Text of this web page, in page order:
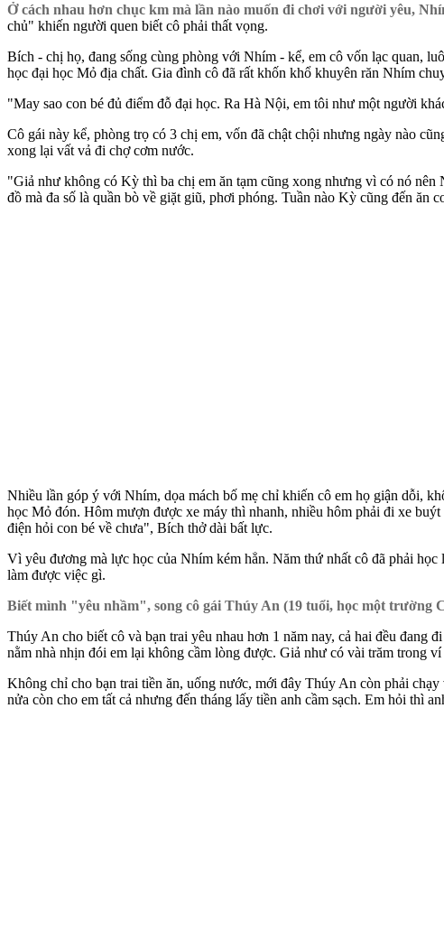
Ở cách nhau hơn chục km mà lần nào muốn đi chơi với người yêu,
chủ" khiến người quen biết cô phải thất vọng.
Bích - chị họ, đang sống cùng phòng với Nhím - kể, em cô vốn lạc quan,
học đại học Mỏ địa chất. Gia đình cô đã rất khốn khổ khuyên răn Nhím
"May sao con bé đủ điểm đỗ đại học. Ra Hà Nội, em tôi như một người
Cô gái này kể, phòng trọ có 3 chị em, vốn đã chật chội nhưng ngày nào
xong lại vất vả đi chợ cơm nước.
"Giả như không có Kỳ thì ba chị em ăn tạm cũng xong nhưng vì có nó
đồ mà đa số là quần bò về giặt giũ, phơi phóng. Tuần nào Kỳ cũng đến ăn
Nhiều lần góp ý với Nhím, dọa mách bố mẹ chỉ khiến cô em họ giận dỗi,
học Mỏ đón. Hôm mượn được xe máy thì nhanh, nhiều hôm phải đi xe
điện hỏi con bé về chưa", Bích thở dài bất lực.
Vì yêu đương mà lực học của Nhím kém hẳn. Năm thứ nhất cô đã phải
làm được việc gì.
Biết mình "yêu nhầm", song cô gái Thúy An (19 tuổi, học một trường
Thúy An cho biết cô và bạn trai yêu nhau hơn 1 năm nay, cả hai đều đang
nằm nhà nhịn đói em lại không cầm lòng được. Giả như có vài trăm trong
Không chỉ cho bạn trai tiền ăn, uống nước, mới đây Thúy An còn phải
nửa còn cho em tất cả nhưng đến tháng lấy tiền anh cầm sạch. Em hỏi thì